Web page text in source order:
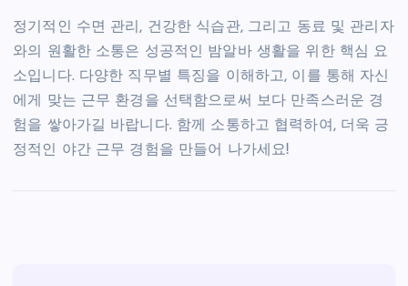
정기적인 수면 관리, 건강한 식습관, 그리고 동료 및 관리자
와의 원활한 소통은 성공적인 밤알바 생활을 위한 핵심 요
소입니다. 다양한 직무별 특징을 이해하고, 이를 통해 자신
에게 맞는 근무 환경을 선택함으로써 보다 만족스러운 경
험을 쌓아가길 바랍니다. 함께 소통하고 협력하여, 더욱 긍
정적인 야간 근무 경험을 만들어 나가세요!